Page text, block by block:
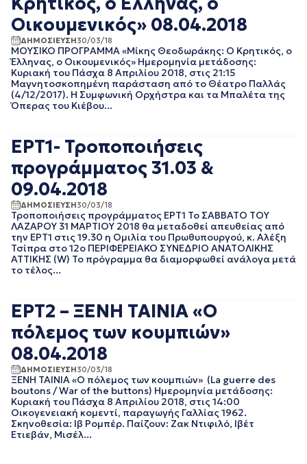
ΙΑΝΟΥΑΡΙΟΣ 2021
ΔΕΚΕΜΒΡΙΟΣ 2020
ΝΟΕΜΒΡΙΟΣ 2020
ΟΚΤΩΒΡΙΟΣ 2020
ΣΕΠΤΕΜΒΡΙΟΣ 2020
ΑΥΓΟΥΣΤΟΣ 2020
ΙΟΥΛΙΟΣ 2020
ΙΟΥΝΙΟΣ 2020
ΜΑΡΤΙΟΣ 2020
ΦΕΒΡΟΥΑΡΙΟΣ 2020
ΙΑΝΟΥΑΡΙΟΣ 2020
ΟΚΤΩΒΡΙΟΣ 2019
ΣΕΠΤΕΜΒΡΙΟΣ 2019
ΑΥΓΟΥΣΤΟΣ 2019
ΙΟΥΛΙΟΣ 2019
ΑΠΡΙΛΙΟΣ 2019
ΜΑΡΤΙΟΣ 2019
ΦΕΒΡΟΥΑΡΙΟΣ 2019
ΝΟΕΜΒΡΙΟΣ 2018
ΟΚΤΩΒΡΙΟΣ 2018
ΣΕΠΤΕΜΒΡΙΟΣ 2018
ΑΥΓΟΥΣΤΟΣ 2018
Οικουμενικός» 08.04.2018
ΔΗΜΟΣΙΕΥΣΗ30/03/18
ΜΟΥΣΙΚΟ ΠΡΟΓΡΑΜΜΑ «Μίκης Θεοδωράκης: Ο Κρητικός, o
Έλληνας, ο Οικουμενικός» Ημερομηνία μετάδοσης:
Κυριακή του Πάσχα 8 Απριλίου 2018, στις 21:15
Μαγνητοσκοπημένη παράσταση από το Θέατρο Παλλάς
(4/12/2017). Η Συμφωνική Ορχήστρα και τα Μπαλέτα της
Όπερας του Κιέβου...
ΕΡΤ1- Τροποποιήσεις
προγράμματος 31.03 &
09.04.2018
ΔΗΜΟΣΙΕΥΣΗ30/03/18
Τροποποιήσεις προγράμματος ΕΡΤ1 Το ΣΑΒΒΑΤΟ ΤΟΥ
ΛΑΖΑΡΟΥ 31 ΜΑΡΤΙΟΥ 2018 θα μεταδοθεί απευθείας από
την ΕΡΤ1 στις 19.30 η Ομιλία του Πρωθυπουργού, κ. Αλέξη
Τσίπρα στο 12ο ΠΕΡΙΦΕΡΕΙΑΚΟ ΣΥΝΕΔΡΙΟ ΑΝΑΤΟΛΙΚΗΣ
ΑΤΤΙΚΗΣ (W) Το πρόγραμμα θα διαμορφωθεί ανάλογα μετά
το τέλος...
ΕΡΤ2 – ΞΕΝΗ ΤΑΙΝΙΑ «Ο
πόλεμος των κουμπιών»
08.04.2018
ΔΗΜΟΣΙΕΥΣΗ30/03/18
ΞΕΝΗ ΤΑΙΝΙΑ «Ο πόλεμος των κουμπιών» (La guerre des
boutons / War of the buttons) Ημερομηνία μετάδοσης:
Κυριακή του Πάσχα 8 Απριλίου 2018, στις 14:00
Οικογενειακή κομεντί, παραγωγής Γαλλίας 1962.
Σκηνοθεσία: Ιβ Ρομπέρ. Παίζουν: Ζακ Ντιφιλό, Ιβέτ
Ετιεβάν, Μισέλ...